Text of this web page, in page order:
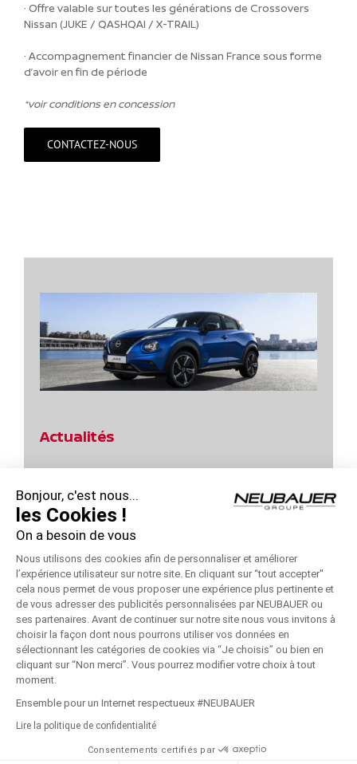
· Offre valable sur toutes les générations de Crossovers
Nissan (JUKE / QASHQAI / X-TRAIL)
· Accompagnement financier de Nissan France sous forme
d’avoir en fin de période
*voir conditions en concession
CONTACTEZ-NOUS
Actualités
Profitez des Jours Hybrides Nissan !
Profitez des Jours Hybrides Nissan !
Jours Power d’Achats Nissan – Remise 10000 €
Jours Power d’Achats Nissan !
© Copyright2026 - NEUBAUER NISSAN | Réalisé par
Pièces Économie Circulaire
NEUBAUER
Bonjour, c'est nous...
les Cookies !
On a besoin de vous
Nous utilisons des cookies afin de personnaliser et améliorer
l’expérience utilisateur sur notre site. En cliquant sur “tout accepter''
cela nous permet de vous proposer une expérience plus pertinente et
de vous adresser des publicités personnalisées par NEUBAUER ou
ses partenaires. Avant de continuer sur notre site nous vous invitons à
choisir la façon dont nous pourrons utiliser vos données en
sélectionnant les catégories de cookies via “Je choisis” ou bien en
cliquant sur “Non merci”. Vous pourrez modifier votre choix à tout
moment.
Ensemble pour un Internet respectueux #NEUBAUER
Lire la politique de confidentialité
Consentements certifiés par